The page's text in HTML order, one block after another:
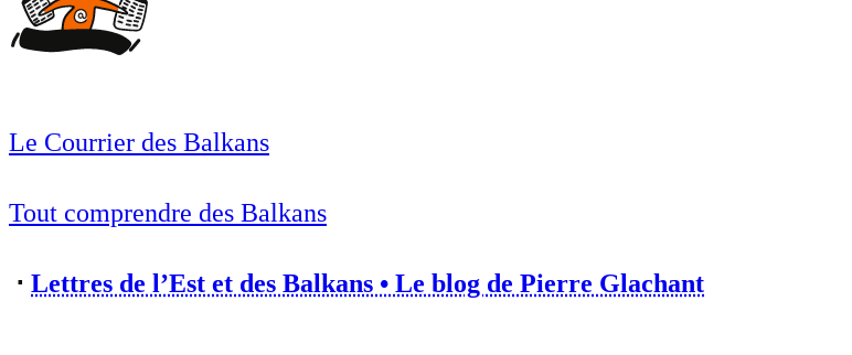
Le Courrier des Balkans
Tout comprendre des Balkans
⋅ Lettres de l’Est et des Balkans • Le blog de Pierre Glachant